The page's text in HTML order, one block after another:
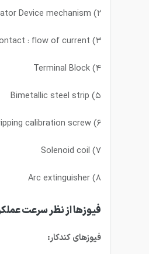
۲) Actuator Device mechanism
۳) Main contact : flow of current
۴) Terminal Block
۵) Bimetallic steel strip
۶) Tripping calibration screw
۷) Solenoid coil
۸) Arc extinguisher
فیوزها از نظر سرعت
فیوزهای کندکار: